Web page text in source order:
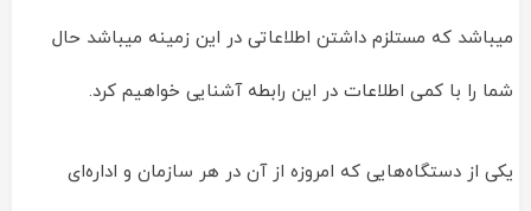
میباشد که مستلزم داشتن اطلاعاتی در این زمینه میباشد حال
شما را با کمی اطلاعات در این رابطه آشنایی خواهیم کرد.
یکی از دستگاه‌هایی که امروزه از آن در هر سازمان و اداره‌ای